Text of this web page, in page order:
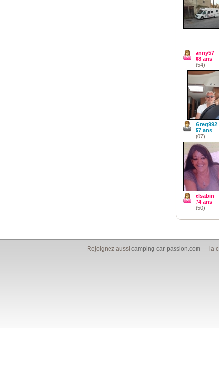
anny57
68 ans
(54)
Greg992
57 ans
(07)
elsabin
74 ans
(50)
Rejoignez aussicamping-car-passion.com — la